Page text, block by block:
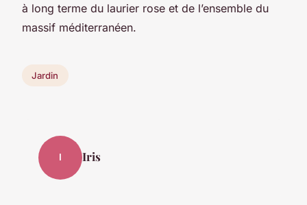
à long terme du laurier rose et de l’ensemble du
massif méditerranéen.
Jardin
I Iris